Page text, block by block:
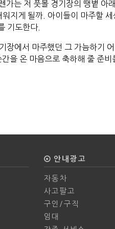
가는 저 풋볼 경기장의 땡볕 아
지게 될까. 아이들이 마주할
기도한다.
장에서 마주했던 그 가늠하기
을 온 마음으로 축하해 줄 준비
안내광고
자동차
사고팔고
구인/구직
임대